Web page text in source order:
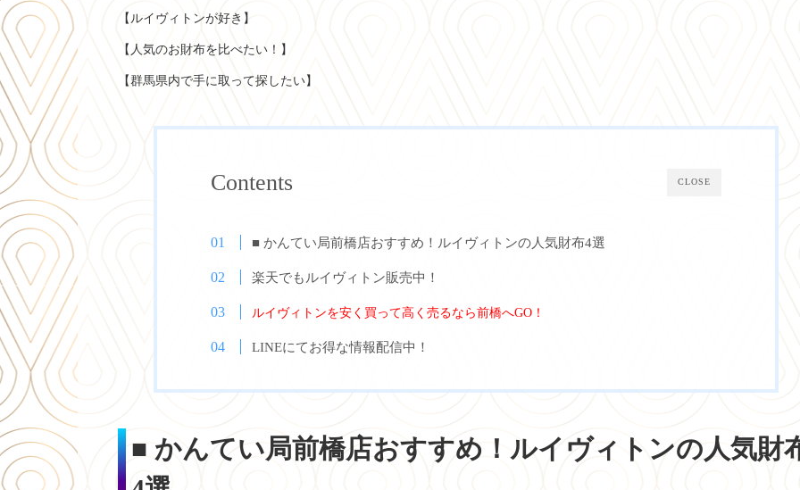
【ルイヴィトンが好き】
【人気のお財布を比べたい！】
【群馬県内で手に取って探したい】
CLOSE
Contents
■ かんてい局前橋店おすすめ！ルイヴィトンの人気財布4選
楽天でもルイヴィトン販売中！
ルイヴィトンを安く買って高く売るなら前橋へGO！
LINEにてお得な情報配信中！
■ かんてい局前橋店おすすめ！ルイヴィトンの人気財